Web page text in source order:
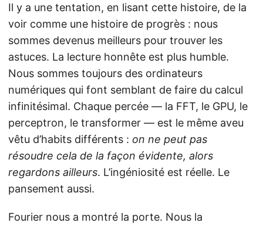
Il y a une tentation, en lisant cette histoire, de la
voir comme une histoire de progrès : nous
sommes devenus meilleurs pour trouver les
astuces. La lecture honnête est plus humble.
Nous sommes toujours des ordinateurs
numériques qui font semblant de faire du calcul
infinitésimal. Chaque percée — la FFT, le GPU, le
perceptron, le transformer — est le même aveu
vêtu d’habits différents : on ne peut pas
résoudre cela de la façon évidente, alors
regardons ailleurs. L’ingéniosité est réelle. Le
pansement aussi.
Fourier nous a montré la porte. Nous la